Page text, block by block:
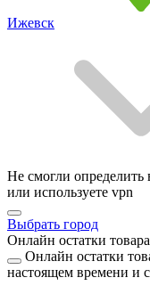
Ижевск
Не смогли
или используете vpn
Выбрать город
Онлайн остатки товара
Онлайн остатки
настоящем времени и